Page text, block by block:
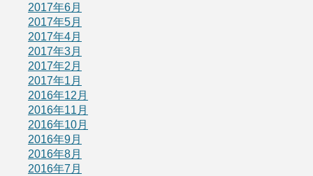
2017年6月
2017年5月
2017年4月
2017年3月
2017年2月
2017年1月
2016年12月
2016年11月
2016年10月
2016年9月
2016年8月
2016年7月